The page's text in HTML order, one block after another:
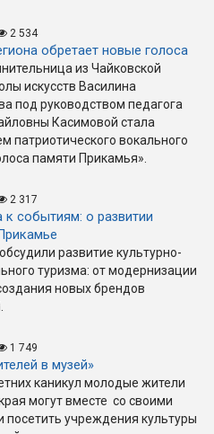
2 534
обретает новые голоса
из Чайковской
искусств Василина
под руководством педагога
Касимовой стала
патриотического вокального
памяти Прикамья».
2 317
к событиям: о развитии
развитие культурно-
туризма: от модернизации
новых брендов
1 749
в музей»
каникул молодые жители
могут вместе со своими
посетить учреждения культуры